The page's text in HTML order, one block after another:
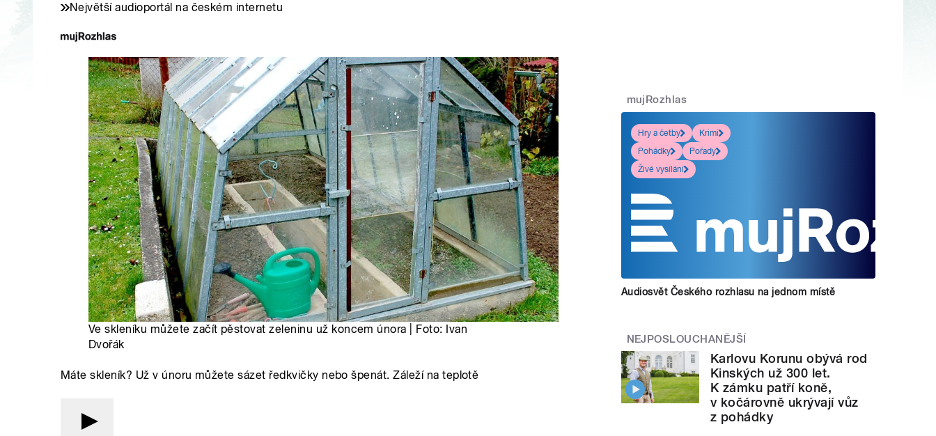
Největší audioportál na českém internetu
Ve skleníku můžete začít pěstovat zeleninu už koncem února | Foto: Ivan
Dvořák
Máte skleník? Už v únoru můžete sázet ředkvičky nebo špenát. Záleží na teplotě
mujRozhlas
Hry a četby
Krimi
Pohádky
Pořady
Živé vysílání
Audiosvět Českého rozhlasu na jednom místě
NEJPOSLOUCHANĚJŠÍ
Karlovu Korunu obývá rod
Kinských už 300 let.
K zámku patří koně,
v kočárovně ukrývají vůz
z pohádky